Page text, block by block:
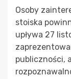
Osoby
stoiska
upływa 27
publiczności,